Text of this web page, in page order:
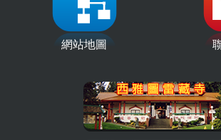
網站地圖